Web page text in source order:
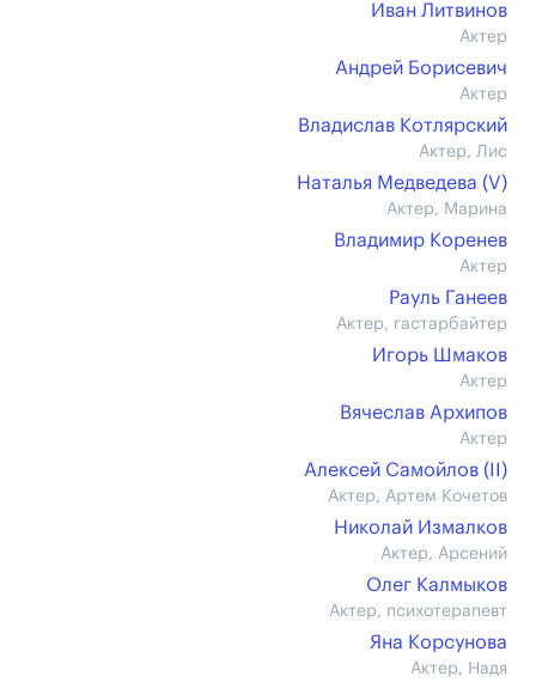
Иван Литвинов
Актер
Андрей Борисевич
Актер
Владислав Котлярский
Актер, Лис
Наталья Медведева (V)
Актер, Марина
Владимир Коренев
Актер
Рауль Ганеев
Актер, гастарбайтер
Игорь Шмаков
Актер
Вячеслав Архипов
Актер
Алексей Самойлов (II)
Актер, Артем Кочетов
Николай Измалков
Актер, Арсений
Олег Калмыков
Актер, психотерапевт
Яна Корсунова
Актер, Надя